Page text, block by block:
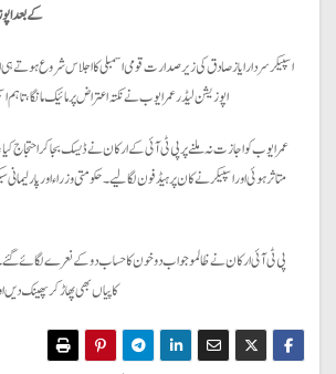
کے بعد
اسپیکر سردار ایاز صادق کی زیرصدارت قومی اسمبلی کا اجلاس شروع ہوتے
اپوزیشن لیڈر عمر ایوب نے نکتہ اعتراض پر مائیک مانگا،
عمر ایوب کو اجازت نہ ملنے پر پی ٹی آئی کے ارکان نے ڈیسک بجا کر احتجاج
متاثر ہوئی اور اسپیکر نے کان پر ہیڈ فون لگا لیے۔ حکومتی وزراء اور پارلیمانی
پی ٹی آئی ارکان نے ظالمو جواب دو خون کا حساب دو کے نعرے لگائے
کاپیاں بھی پھاڑ کر پھینک